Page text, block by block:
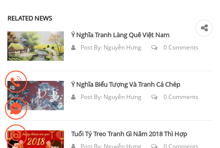
RELATED NEWS
Ý Nghĩa Tranh Làng Quê Việt Nam
Post By: Nguyễn Hưng 0 Comments
Ý Nghĩa Biểu Tượng Và Tranh Cá Chép
Post By: Nguyễn Hưng 0 Comments
Tuổi Tý Treo Tranh Gì Năm 2018 Thì Hợp
Post By: Nguyễn Hưng 0 Comments